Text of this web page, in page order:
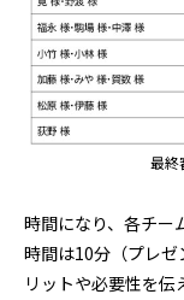
最終
時間になり、各チー
時間は10分（プレゼ
リットや必要性を伝